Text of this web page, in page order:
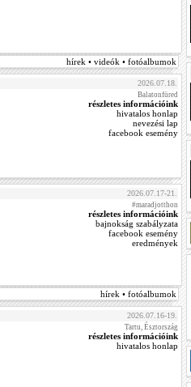
hírek • videók • fotóalbumok
2026.07.18.
Balatonfüred
részletes információink
hivatalos honlap
nevezési lap
facebook esemény
2026.07.17-21.
#maradjotthon
részletes információink
bajnokság szabályzata
facebook esemény
eredmények
hírek • fotóalbumok
2026.07.16-19.
Tartu, Észtország
részletes információink
hivatalos honlap